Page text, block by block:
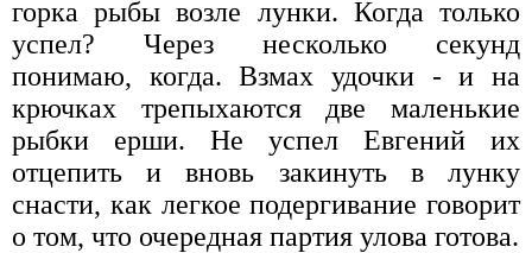
горка рыбы возле лунки. Когда только
успел? Через несколько секунд
понимаю, когда. Взмах удочки - и на
крючках трепыхаются две маленькие
рыбки ерши. Не успел Евгений их
отцепить и вновь закинуть в лунку
снасти, как легкое подергивание говорит
о том, что очередная партия улова готова.